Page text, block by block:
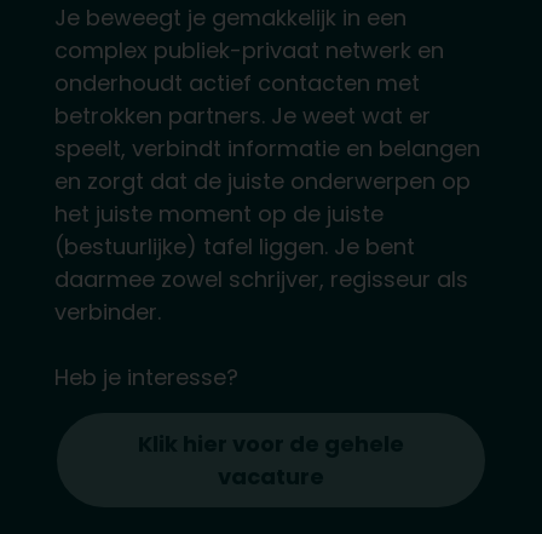
Je beweegt je gemakkelijk in een
complex publiek-privaat netwerk en
onderhoudt actief contacten met
betrokken partners. Je weet wat er
speelt, verbindt informatie en belangen
en zorgt dat de juiste onderwerpen op
het juiste moment op de juiste
(bestuurlijke) tafel liggen. Je bent
daarmee zowel schrijver, regisseur als
verbinder.
Heb je interesse?